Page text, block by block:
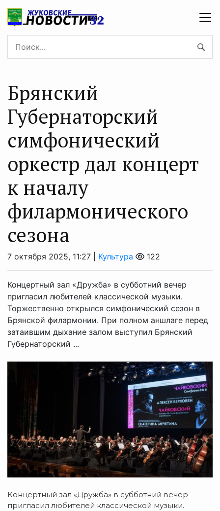
Брянский
Губернаторский
симфонический
оркестр дал концерт
к началу
филармонического
сезона
7 октября 2025, 11:27 | Культура 122
Концертный зал «Дружба» в субботний вечер
пригласил любителей классической музыки.
Торжественно открылся симфонический сезон в
Брянской филармонии. При полном аншлаге перед
затаившим дыхание залом выступил Брянский
Губернаторский ...
Концертный зал «Дружба» в субботний вечер
пригласил любителей классической музыки.